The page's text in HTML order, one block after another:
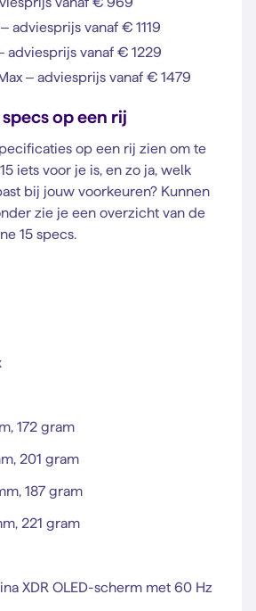
adviesprijs vanaf € 1119
adviesprijs vanaf € 1229
– adviesprijs vanaf € 1479
op een rij
op een rij zien om te
iets voor je is, en zo ja, welk
bij jouw voorkeuren? Kunnen
zie je een overzicht van de
15 specs.
172 gram
201 gram
187 gram
221 gram
XDR OLED-scherm met 60 Hz